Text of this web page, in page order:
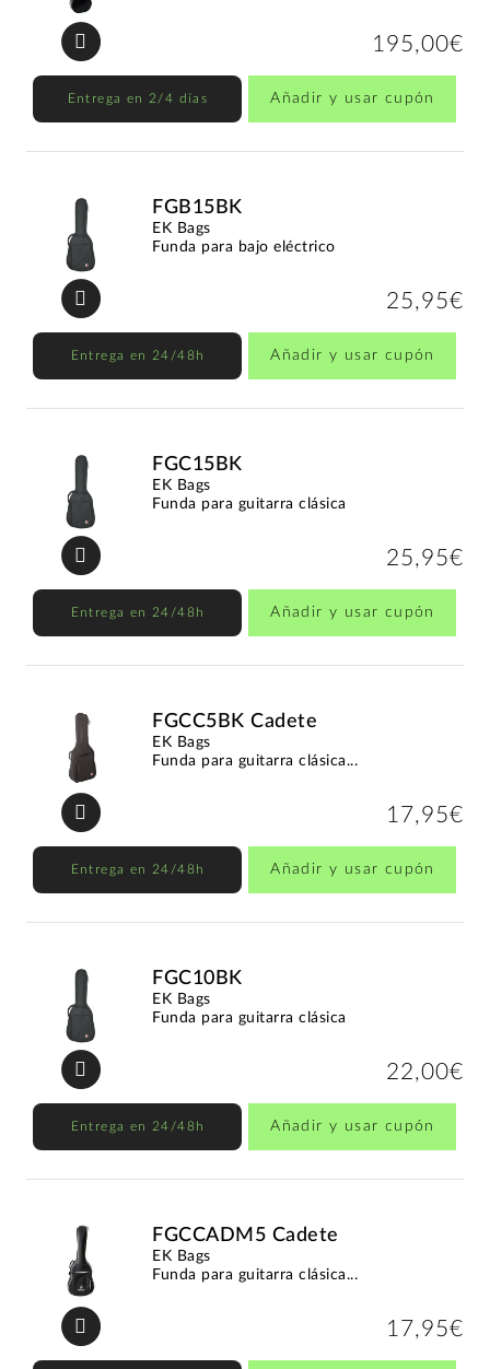
195,00€
Entrega en 2/4 días Añadir y usar cupón
FGB15BK
EK Bags
Funda para bajo eléctrico
25,95€
Entrega en 24/48h Añadir y usar cupón
FGC15BK
EK Bags
Funda para guitarra clásica
25,95€
Entrega en 24/48h Añadir y usar cupón
FGCC5BK Cadete
EK Bags
Funda para guitarra clásica...
17,95€
Entrega en 24/48h Añadir y usar cupón
FGC10BK
EK Bags
Funda para guitarra clásica
22,00€
Entrega en 24/48h Añadir y usar cupón
FGCCADM5 Cadete
EK Bags
Funda para guitarra clásica...
17,95€